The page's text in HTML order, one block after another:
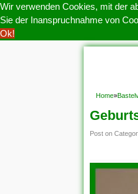
Wir verwenden Cookies, mit der
Sie der Inanspruchnahme von
Ok!
Home»
Post on